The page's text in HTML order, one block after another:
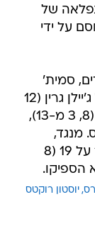
של
על ידי
ו-11 ריבאונדים, סמית'
הוסיף 15 וזה הספיק גם בערב חלש של ג'יילן גרין (12
נקודות, 5 ו-15 מהשדה) ופרד ואנווליט (8, 3 מ-13),
מנגד,
קומינגה הגיע ל-20 נקודות, סטף נעצר על 19 (8
יוסטון רוקטס